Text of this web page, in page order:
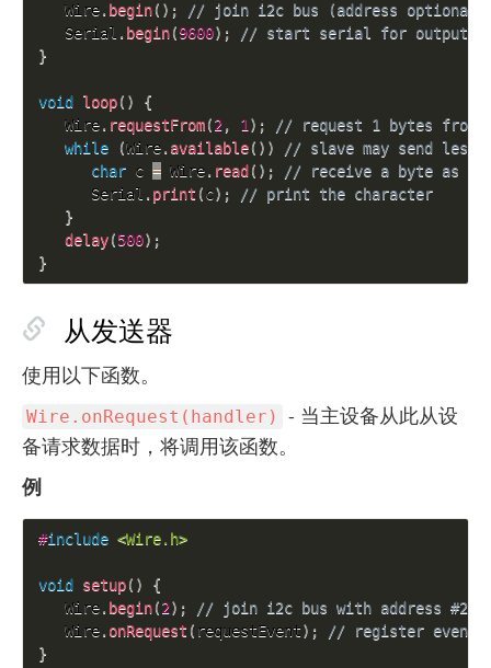
   Wire
. begin( ) ;
// join i2c bus (address optional
   Serial
. begin(9600) ;
// start serial for output
}
void loop( )
{
   Wire
. requestFrom(2, 1 ) ;
// request 1 bytes from
while
(Wire. available( ) )
// slave may send less
char c = Wire. read( ) ;
// receive a byte as
      Serial
. print (c) ;
// print the character
}
delay(500) ;
}
从发送器
使用以下函数。
Wire.onRequest(handler)
- 当主设备从此从设
备请求数据时，将调用该函数。
例
#include <Wire.h>
void setup( )
{
   Wire
. begin(2) ;
// join i2c bus with address #2
   Wire
. onRequest ( requestEvent) ;
// register event
}